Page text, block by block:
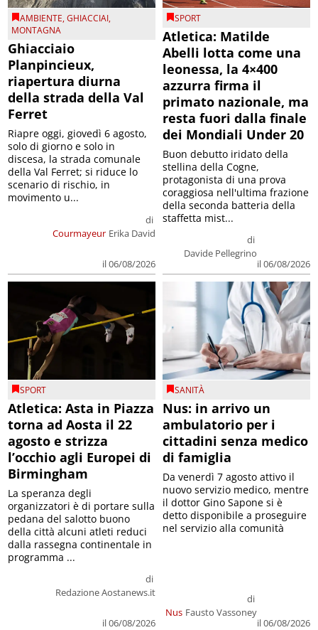
AMBIENTE,GHIACCIAI,
MONTAGNA
Ghiacciaio
Planpincieux,
riapertura diurna
della strada della Val
Ferret
Courmayeur
di
Erika David
il 06/08/2026
Riapre oggi, giovedì 6 agosto,
solo di giorno e solo in
discesa, la strada comunale
della Val Ferret; si riduce lo
scenario di rischio, in
movimento u...
SPORT
Atletica: Matilde
Abelli lotta come una
leonessa, la 4×400
azzurra firma il
primato nazionale, ma
resta fuori dalla finale
dei Mondiali Under 20
di
Davide Pellegrino
il 06/08/2026
Buon debutto iridato della
stellina della Cogne,
protagonista di una prova
coraggiosa nell'ultima frazione
della seconda batteria della
staffetta mist...
SPORT
Atletica: Asta in Piazza
torna ad Aosta il 22
agosto e strizza
l’occhio agli Europei di
Birmingham
di
Redazione Aostanews.it
il 06/08/2026
La speranza degli
organizzatori è di portare sulla
pedana del salotto buono
della città alcuni atleti reduci
dalla rassegna continentale in
programma ...
SANITÀ
Nus: in arrivo un
ambulatorio per i
cittadini senza medico
di famiglia
Nus
di
Fausto Vassoney
il 06/08/2026
Da venerdì 7 agosto attivo il
nuovo servizio medico, mentre
il dottor Gino Sapone si è
detto disponibile a proseguire
nel servizio alla comunità